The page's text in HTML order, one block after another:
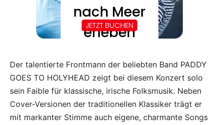
Der talentierte Frontmann der beliebten Band PADDY
GOES TO HOLYHEAD zeigt bei diesem Konzert solo
sein Faible für klassische, irische Folksmusik. Neben
Cover-Versionen der traditionellen Klassiker trägt er
mit markanter Stimme auch eigene, charmante Songs